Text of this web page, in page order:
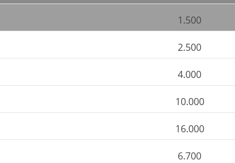
1.500
2.500
4.000
10.000
16.000
6.700